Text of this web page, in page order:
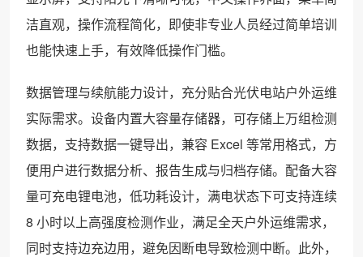
洁直观，操作流程简化，即使非专业人员经过简单培训
也能快速上手，有效降低操作门槛。
数据管理与续航能力设计，充分贴合光伏电站户外运维
实际需求。设备内置大容量存储器，可存储上万组检测
数据，支持数据一键导出，兼容 Excel 等常用格式，方
便用户进行数据分析、报告生成与归档存储。配备大容
量可充电锂电池，低功耗设计，满电状态下可支持连续
8 小时以上高强度检测作业，满足全天户外运维需求，
同时支持边充边用，避免因断电导致检测中断。此外，